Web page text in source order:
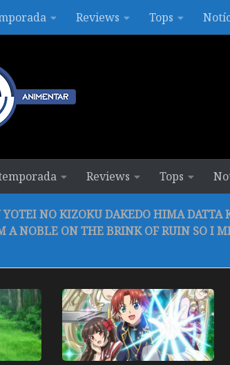
Reviews Tops
Reviews Tops
YOTEI NO KIZOKU DAKEDO HIMA DATTA
A NOBLE ON THE BRINK OF RUIN SO I